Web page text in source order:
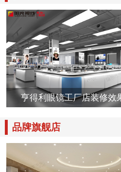
亨得利眼镜工厂店装修效
品牌旗舰店